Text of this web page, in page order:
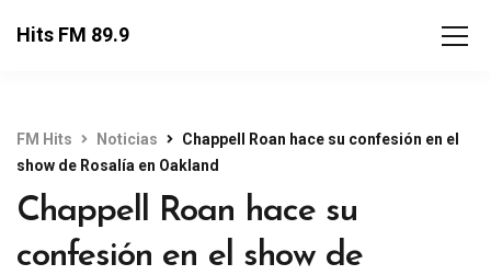
Hits FM 89.9
FM Hits Noticias
Chappell Roan hace su confesión en el
show de Rosalía en Oakland
Chappell Roan hace su
confesión en el show de